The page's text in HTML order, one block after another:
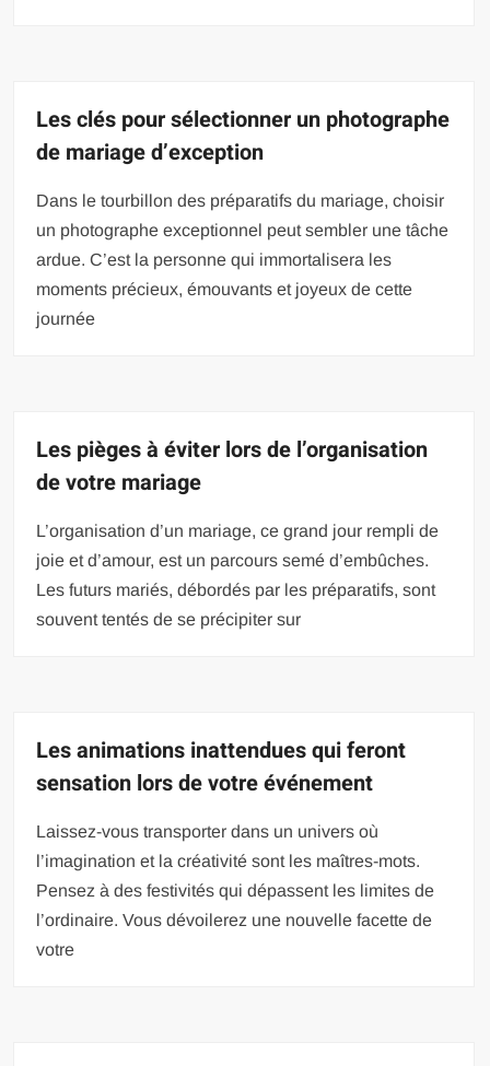
Les clés pour sélectionner un photographe
de mariage d’exception
Dans le tourbillon des préparatifs du mariage, choisir
un photographe exceptionnel peut sembler une tâche
ardue. C’est la personne qui immortalisera les
moments précieux, émouvants et joyeux de cette
journée
Les pièges à éviter lors de l’organisation
de votre mariage
L’organisation d’un mariage, ce grand jour rempli de
joie et d’amour, est un parcours semé d’embûches.
Les futurs mariés, débordés par les préparatifs, sont
souvent tentés de se précipiter sur
Les animations inattendues qui feront
sensation lors de votre événement
Laissez-vous transporter dans un univers où
l’imagination et la créativité sont les maîtres-mots.
Pensez à des festivités qui dépassent les limites de
l’ordinaire. Vous dévoilerez une nouvelle facette de
votre